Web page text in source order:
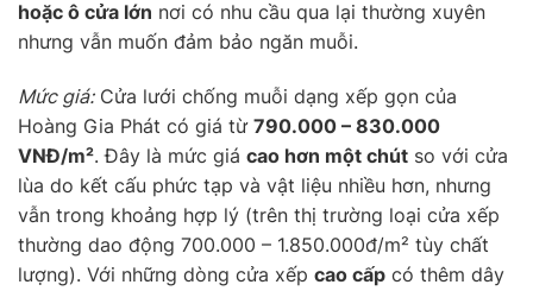
hoặc ô cửa lớn nơi có nhu cầu qua lại thường xuyên
nhưng vẫn muốn đảm bảo ngăn muỗi.
Mức giá:Cửa lưới chống muỗi dạng xếp gọn của
Hoàng Gia Phát có giá từ 790.000 – 830.000
VNĐ/m². Đây là mức giá cao hơn một chút so với cửa
lùa do kết cấu phức tạp và vật liệu nhiều hơn, nhưng
vẫn trong khoảng hợp lý (trên thị trường loại cửa xếp
thường dao động 700.000 – 1.850.000đ/m² tùy chất
lượng). Với những dòng cửa xếp cao cấp có thêm dây